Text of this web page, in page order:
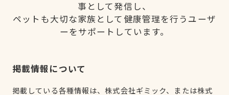
事として発信し、
ペットも大切な家族として健康管理を行うユーザ
ーをサポートしています。
掲載情報について
掲載している各種情報は、株式会社ギミック、または株式